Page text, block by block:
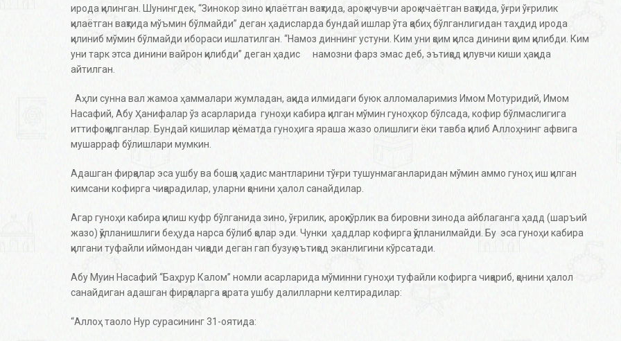
ирода қилинган. Шунингдек, “Зинокор зино қилаётган вақтида, ароқ ичувчи ароқ ичаётган вақтида, ўғри ўғрилик
қилаётган вақтида мўъмин бўлмайди” деган ҳадисларда бундай ишлар ўта қабиҳ бўлганлигидан таҳдид ирода
қилиниб мўмин бўлмайди ибораси ишлатилган. “Намоз диннинг устуни. Ким уни қоим қилса динини қоим қилибди. Ким
уни тарк этса динини вайрон қилибди” деган ҳадис намозни фарз эмас деб, эътиқод қилувчи киши ҳақида
айтилган.
Аҳли сунна вал жамоа ҳаммалари жумладан, ақида илмидаги буюк алломаларимиз Имом Мотуридий, Имом
Насафий, Абу Ҳанифалар ўз асарларида гуноҳи кабира қилган мўмин гуноҳкор бўлсада, кофир бўлмаслигига
иттифоқ қилганлар. Бундай кишилар қиёматда гуноҳига яраша жазо олишлиги ёки тавба қилиб Аллоҳнинг афвига
мушарраф бўлишлари мумкин.
Адашган фирқалар эса ушбу ва бошқа ҳадис мантларини тўғри тушунмаганларидан мўмин аммо гуноҳ иш қилган
кимсани кофирга чиқарадилар, уларни қонини ҳалол санайдилар.
Агар гуноҳи кабира қилиш куфр бўлганида зино, ўғрилик, ароқхўрлик ва бировни зинода айблаганга ҳадд (шаръий
жазо) қўлланишлиги беҳуда нарса бўлиб қолар эди. Чунки ҳаддлар кофирга қўлланилмайди. Бу эса гуноҳи кабира
қилгани туфайли иймондан чиқади деган гап бузуқ эътиқод эканлигини кўрсатади.
Абу Муин Насафий “Баҳрур Калом” номли асарларида мўминни гуноҳи туфайли кофирга чиқариб, қонини ҳалол
санайдиган адашган фирқаларга қарата ушбу далилларни келтирадилар:
“Аллоҳ таоло Нур сурасининг 31-оятида: